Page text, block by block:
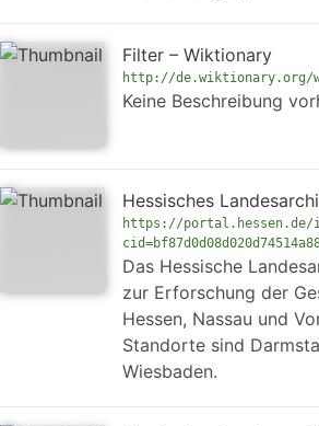
Filter – Wiktionary
http://
Keine Beschreibung
Hessisches
https://portal.hessen.de/
Das Hessische
zur Erforschung der
Hessen, Nassau und
Standorte sind
Wiesbaden.